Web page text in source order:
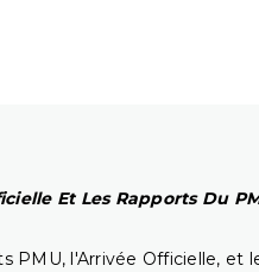
Et Les Rapports Du
l'Arrivée Officielle, et